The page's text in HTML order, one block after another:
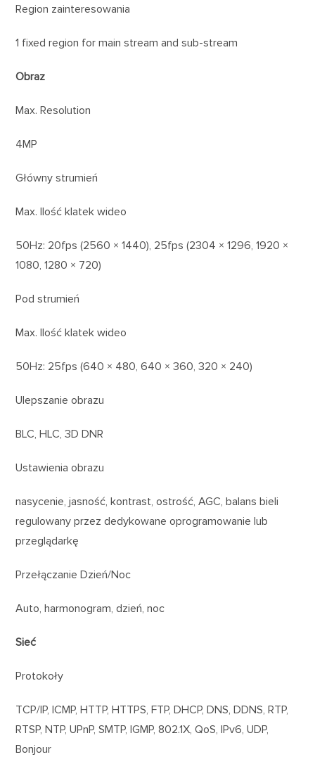
Region zainteresowania
1 fixed region for main stream and sub-stream
Obraz
Max. Resolution
4MP
Główny strumień
Max. Ilość klatek wideo
50Hz: 20fps (2560 × 1440), 25fps (2304 × 1296, 1920 ×
1080, 1280 × 720)
Pod strumień
Max. Ilość klatek wideo
50Hz: 25fps (640 × 480, 640 × 360, 320 × 240)
Ulepszanie obrazu
BLC, HLC, 3D DNR
Ustawienia obrazu
nasycenie, jasność, kontrast, ostrość, AGC, balans bieli
regulowany przez dedykowane oprogramowanie lub
przeglądarkę
Przełączanie Dzień/Noc
Auto, harmonogram, dzień, noc
Sieć
Protokoły
TCP/IP, ICMP, HTTP, HTTPS, FTP, DHCP, DNS, DDNS, RTP,
RTSP, NTP, UPnP, SMTP, IGMP, 802.1X, QoS, IPv6, UDP,
Bonjour